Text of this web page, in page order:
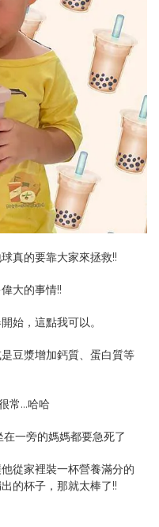
真的要靠大家來拯救!!
大的事情!!
始，這點我可以。
豆漿增加鈣質、蛋白質等
常…哈哈
一旁的媽媽都要急死了
從家裡裝一杯營養滿分的
的杯子，那就太棒了!!